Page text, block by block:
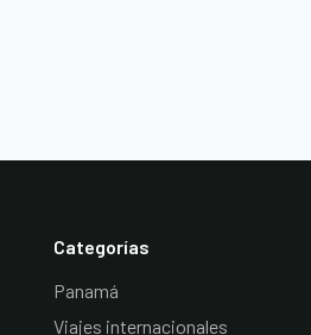
Categorías
Panamá
Viajes internacionales